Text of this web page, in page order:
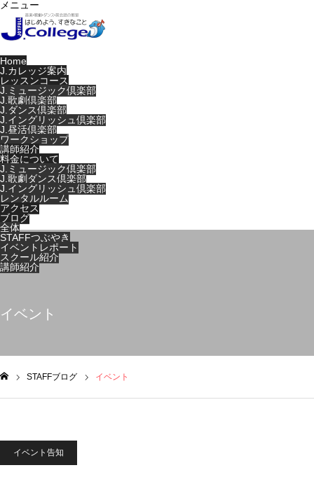
メニュー
Home
J.カレッジ案内
レッスンコース
J.ミュージック倶楽部
J.歌劇倶楽部
J.ダンス倶楽部
J.イングリッシュ倶楽部
J.昼活倶楽部
ワークショップ
講師紹介
料金について
J.ミュージック倶楽部
J.歌劇ダンス倶楽部
J.イングリッシュ倶楽部
レンタルルーム
アクセス
ブログ
全体
STAFFつぶやき
イベントレポート
スクール紹介
講師紹介
イベント
STAFFブログ イベント
イベント告知